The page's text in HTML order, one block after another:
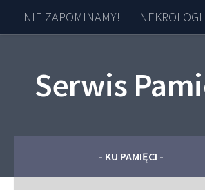
Skip to content
NIE ZAPOMINAMY! NEKROLOGI
Serwis
- KU PAMIĘCI -